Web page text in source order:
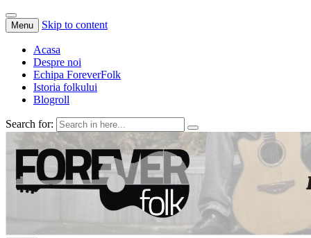
Menu Skip to content
Acasa
Despre noi
Echipa ForeverFolk
Istoria folkului
Blogroll
Search for:
ForeverFolk
Muzica sufletului tau